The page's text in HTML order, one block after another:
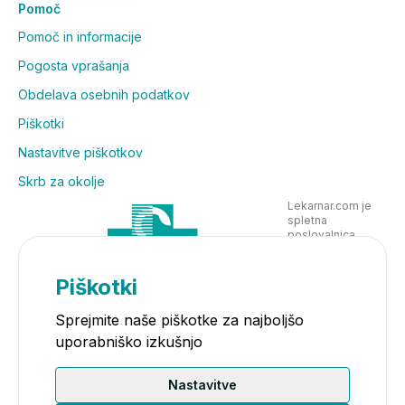
Pomoč
Pomoč in informacije
Pogosta vprašanja
Obdelava osebnih podatkov
Piškotki
Nastavitve piškotkov
Skrb za okolje
Lekarnar.com je
spletna
poslovalnica
Piškotki
Sprejmite naše piškotke za najboljšo
uporabniško izkušnjo
Nastavitve